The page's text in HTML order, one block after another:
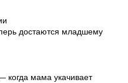
достаются младшему
когда мама укачивает